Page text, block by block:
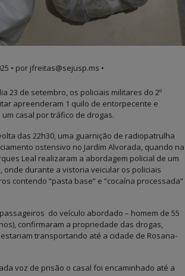
• por jfreitas@sejusp.ms •
23 de setembro, os policiais militares do 2º
apreenderam 1 quilo de entorpecente e
casal por tráfico de drogas.
das 22h30, uma guarnição de radiopatrulha
ostensivo no Jardim Alvorada, quando na
Leal realizaram a abordagem policial de um
onde durante a vistoria veicular os policiais
contendo “pasta base” e “cocaína processada”
do veículo abordado – homem de 55
confirmaram a propriedade das drogas,
transportando até a cidade de Rosana-
voz de prisão o casal foi encaminhado até a